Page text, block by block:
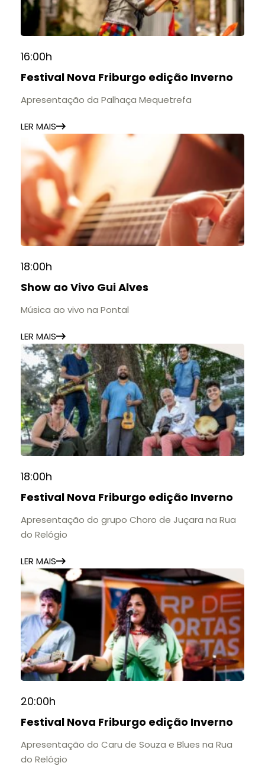
16:00h
Festival Nova Friburgo edição Inverno
Apresentação da Palhaça Mequetrefa
LER MAIS
18:00h
Show ao Vivo Gui Alves
Música ao vivo na Pontal
LER MAIS
18:00h
Festival Nova Friburgo edição Inverno
Apresentação do grupo Choro de Juçara na Rua
do Relógio
LER MAIS
20:00h
Festival Nova Friburgo edição Inverno
Apresentação do Caru de Souza e Blues na Rua
do Relógio